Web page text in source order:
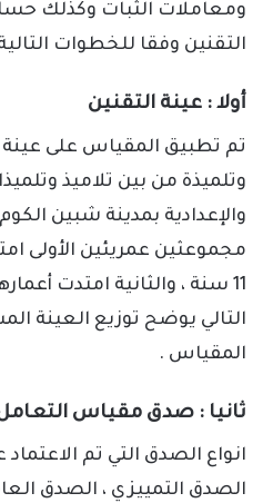
ومعاملات الثبات وكذلك
التقنين وفقا للخطوات
أولا : عينة التقنين
وتلميذة من بين تلاميذ
والإعدادية بمدينة شبين
التالي يوضح توزيع العينة
المقياس .
ثانيا : صدق مقياس
انواع الصدق التي تم
الصدق التمييزي ، الصدق